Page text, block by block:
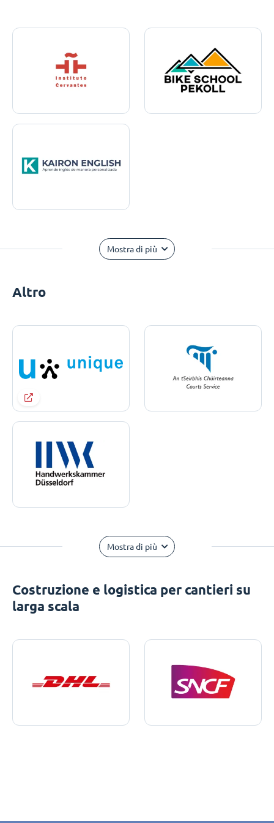
Mostra di più
Altro
Mostra di più
Costruzione e logistica per cantieri su
larga scala